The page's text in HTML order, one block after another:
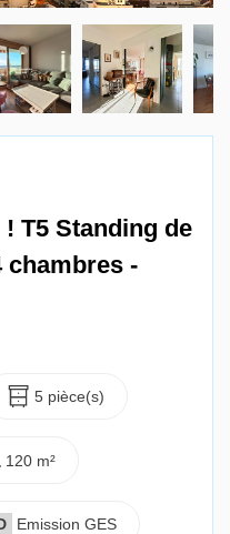
! T5 Standing de
chambres -
5 pièce(s)
120 m²
Emission GES